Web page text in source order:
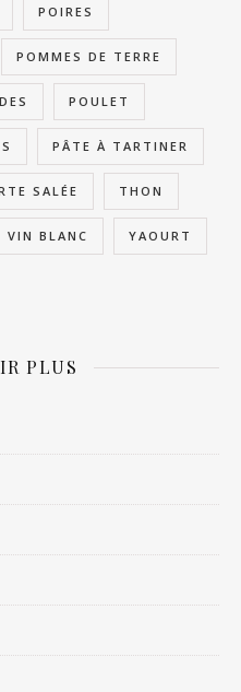
POIRES
POMMES DE TERRE
POULET
PÂTE À TARTINER
SALÉE THON
VIN BLANC YAOURT
PLUS